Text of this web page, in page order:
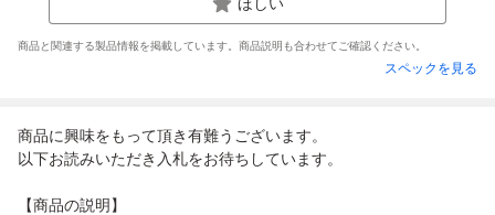
商品と関連する製品情報を掲載しています。商品説明も合わせてご確認ください。
スペックを見る
商品に興味をもって頂き有難うございます。
以下お読みいただき入札をお待ちしています。
【商品の説明】